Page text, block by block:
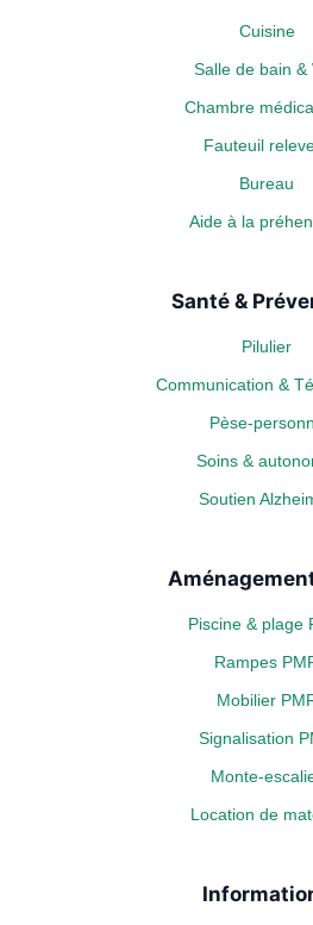
Cuisine
Salle de bain &
Chambre
Fauteuil
Bureau
Aide à la
Santé &
Pilulier
Communication &
Pèse-
Soins &
Soutien
Piscine & plage
Rampes
Mobilier
Signalisation
Monte-
Location de